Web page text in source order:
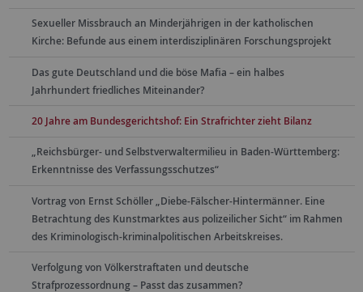
Sexueller Missbrauch an Minderjährigen in der katholischen
Kirche: Befunde aus einem interdisziplinären Forschungsprojekt
Das gute Deutschland und die böse Mafia – ein halbes
Jahrhundert friedliches Miteinander?
20 Jahre am Bundesgerichtshof: Ein Strafrichter zieht Bilanz
„Reichsbürger- und Selbstverwaltermilieu in Baden-Württemberg:
Erkenntnisse des Verfassungsschutzes“
Vortrag von Ernst Schöller „Diebe-Fälscher-Hintermänner. Eine
Betrachtung des Kunstmarktes aus polizeilicher Sicht“ im Rahmen
des Kriminologisch-kriminalpolitischen Arbeitskreises.
Verfolgung von Völkerstraftaten und deutsche
Strafprozessordnung – Passt das zusammen?